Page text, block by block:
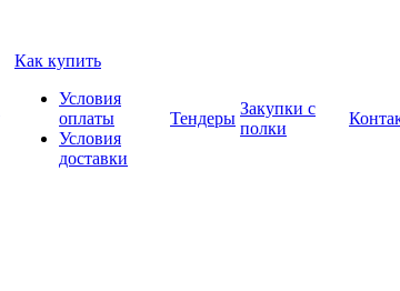
Как купить
Условия
оплаты
Условия
доставки
Тендеры
Закупки с
полки